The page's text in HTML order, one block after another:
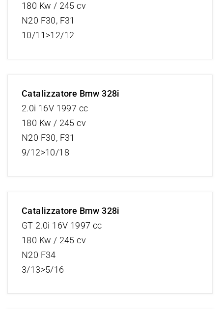
180 Kw / 245 cv
N20 F30, F31
10/11>12/12
Catalizzatore Bmw 328i
2.0i 16V 1997 cc
180 Kw / 245 cv
N20 F30, F31
9/12>10/18
Catalizzatore Bmw 328i
GT 2.0i 16V 1997 cc
180 Kw / 245 cv
N20 F34
3/13>5/16